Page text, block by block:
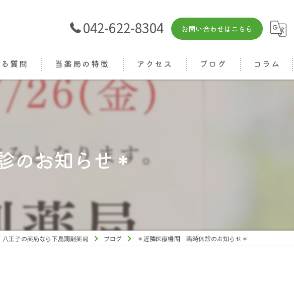
042-622-8304 お問い合わせはこちら
質問 当薬局の特徴
処方箋
かかりつけ
アクセス ブログ コラム
のお知らせ＊
八王子の薬局なら下島調剤薬局 ブログ ＊近隣医療機関 臨時休診のお知らせ＊